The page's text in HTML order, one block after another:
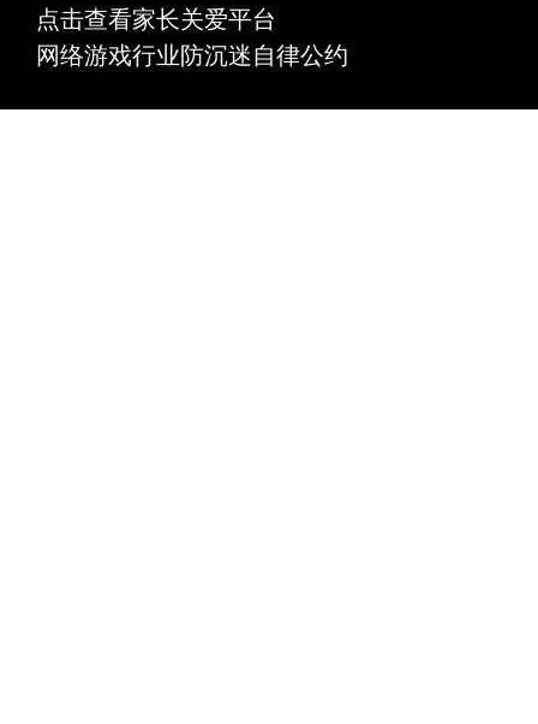
点击查看家长关爱平台
网络游戏行业防沉迷自律公约